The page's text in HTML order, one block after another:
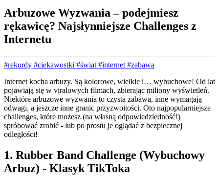
Arbuzowe Wyzwania – podejmiesz
rękawicę? Najsłynniejsze Challenges z
Internetu
#rekordy #ciekawostki #świat #internet #zabawa
Internet kocha arbuzy. Są kolorowe, wielkie i… wybuchowe! Od lat
pojawiają się w viralowych filmach, zbierając miliony wyświetleń.
Niektóre arbuzowe wyzwania to czysta zabawa, inne wymagają
odwagi, a jeszcze inne granic przyzwoitości. Oto najpopularniejsze
challenges, które możesz (na własną odpowiedziedność!)
spróbować zrobić - lub po prostu je oglądać z bezpiecznej
odległości!
1. Rubber Band Challenge (Wybuchowy
Arbuz) - Klasyk TikToka